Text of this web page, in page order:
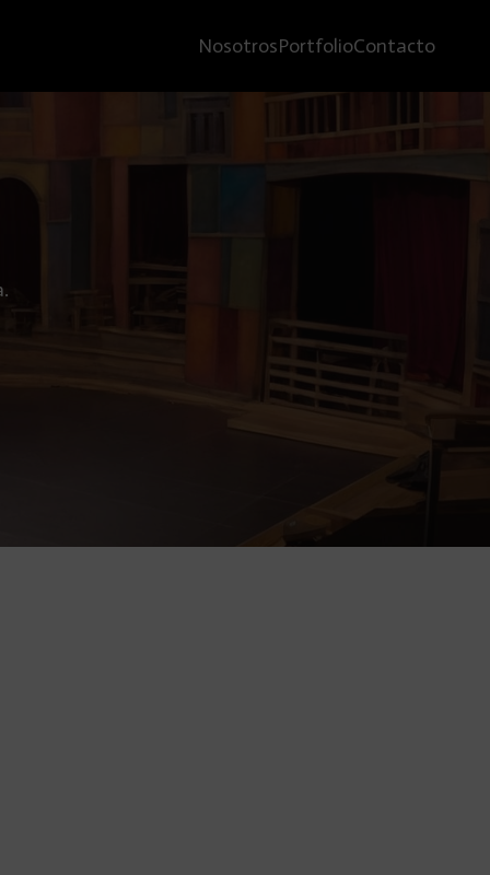
NosotrosPortfolioContacto